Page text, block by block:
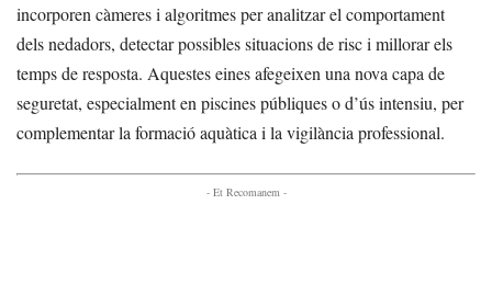
incorporen càmeres i algoritmes per analitzar el comportament
dels nedadors, detectar possibles situacions de risc i millorar els
temps de resposta. Aquestes eines afegeixen una nova capa de
seguretat, especialment en piscines públiques o d’ús intensiu, per
complementar la formació aquàtica i la vigilància professional.
- Et Recomanem -